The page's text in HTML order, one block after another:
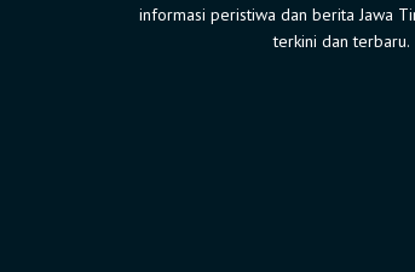
informasi peristiwa dan berita Jawa
terkini dan terbaru.